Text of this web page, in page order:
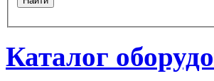
Каталог